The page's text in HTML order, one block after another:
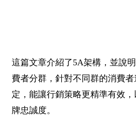
這篇文章介紹了5A架構，並說
費者分群，針對不同群的消費
定，能讓行銷策略更精準有效
牌忠誠度。